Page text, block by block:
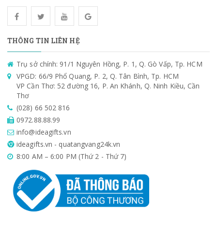
THÔNG TIN LIÊN HỆ
Trụ sở chính: 91/1 Nguyên Hồng, P. 1, Q. Gò Vấp, Tp. HCM
VPGD: 66/9 Phổ Quang, P. 2, Q. Tân Bình, Tp. HCM
VP Cần Thơ: 52 đường 16, P. An Khánh, Q. Ninh Kiều, Cần
Thơ
(028) 66 502 816
0972.88.88.99
info@ideagifts.vn
ideagifts.vn - quatangvang24k.vn
8:00 AM – 6:00 PM (Thứ 2 - Thứ 7)